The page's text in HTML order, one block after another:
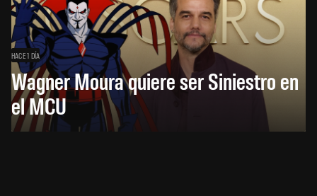
HACE 1 DÍA
Wagner Moura quiere ser Siniestro en
el MCU